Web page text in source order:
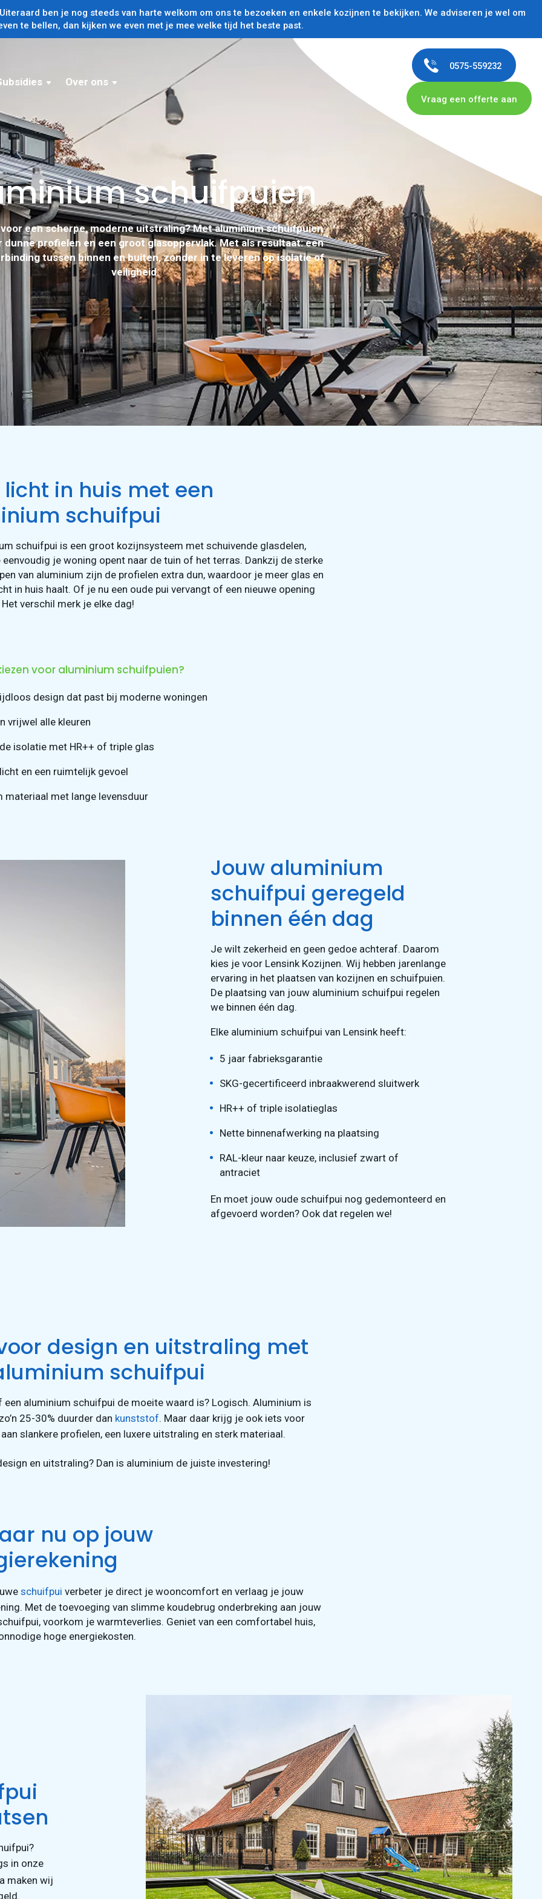
ben je nog steeds van harte welkom om ons te bezoeken en enkele kozijnen te bekijken. We adviseren je wel om
te bellen, dan kijken we even met je mee welke tijd het beste past.
Over ons
0575-559232
Vraag een offerte aan
schuifpuien
voor een scherpe, moderne uitstraling? Met aluminium schuifpuien
dunne profielen en een groot glasoppervlak. Met als resultaat: een
tussen binnen en buiten, zonder in te leveren op isolatie of
veiligheid.
in huis met een
schuifpui
schuifpui is een groot kozijnsysteem met schuivende glasdelen,
je woning opent naar de tuin of het terras. Dankzij de sterke
van aluminium zijn de profielen extra dun, waardoor je meer glas en
in huis haalt. Of je nu een oude pui vervangt of een nieuwe opening
verschil merk je elke dag!
voor aluminium schuifpuien?
design dat past bij moderne woningen
vrijwel alle kleuren
isolatie met HR++ of triple glas
en een ruimtelijk gevoel
materiaal met lange levensduur
Jouw aluminium
schuifpui geregeld
binnen één dag
Je wilt zekerheid en geen gedoe achteraf. Daarom
kies je voor Lensink Kozijnen. Wij hebben jarenlange
ervaring in het plaatsen van kozijnen en schuifpuien.
De plaatsing van jouw aluminium schuifpui regelen
we binnen één dag.
Elke aluminium schuifpui van Lensink heeft:
5 jaar fabrieksgarantie
SKG-gecertificeerd inbraakwerend sluitwerk
HR++ of triple isolatieglas
Nette binnenafwerking na plaatsing
RAL-kleur naar keuze, inclusief zwart of
antraciet
En moet jouw oude schuifpui nog gedemonteerd en
afgevoerd worden? Ook dat regelen we!
design en uitstraling met
schuifpui
aluminium schuifpui de moeite waard is? Logisch. Aluminium is
25-30% duurder dan kunststof. Maar daar krijg je ook iets voor
slankere profielen, een luxere uitstraling en sterk materiaal.
en uitstraling? Dan is aluminium de juiste investering!
nu op jouw
schuifpui verbeter je direct je wooncomfort en verlaag je jouw
Met de toevoeging van slimme koudebrug onderbreking aan jouw
voorkom je warmteverlies. Geniet van een comfortabel huis,
hoge energiekosten.
in onze
maken wij